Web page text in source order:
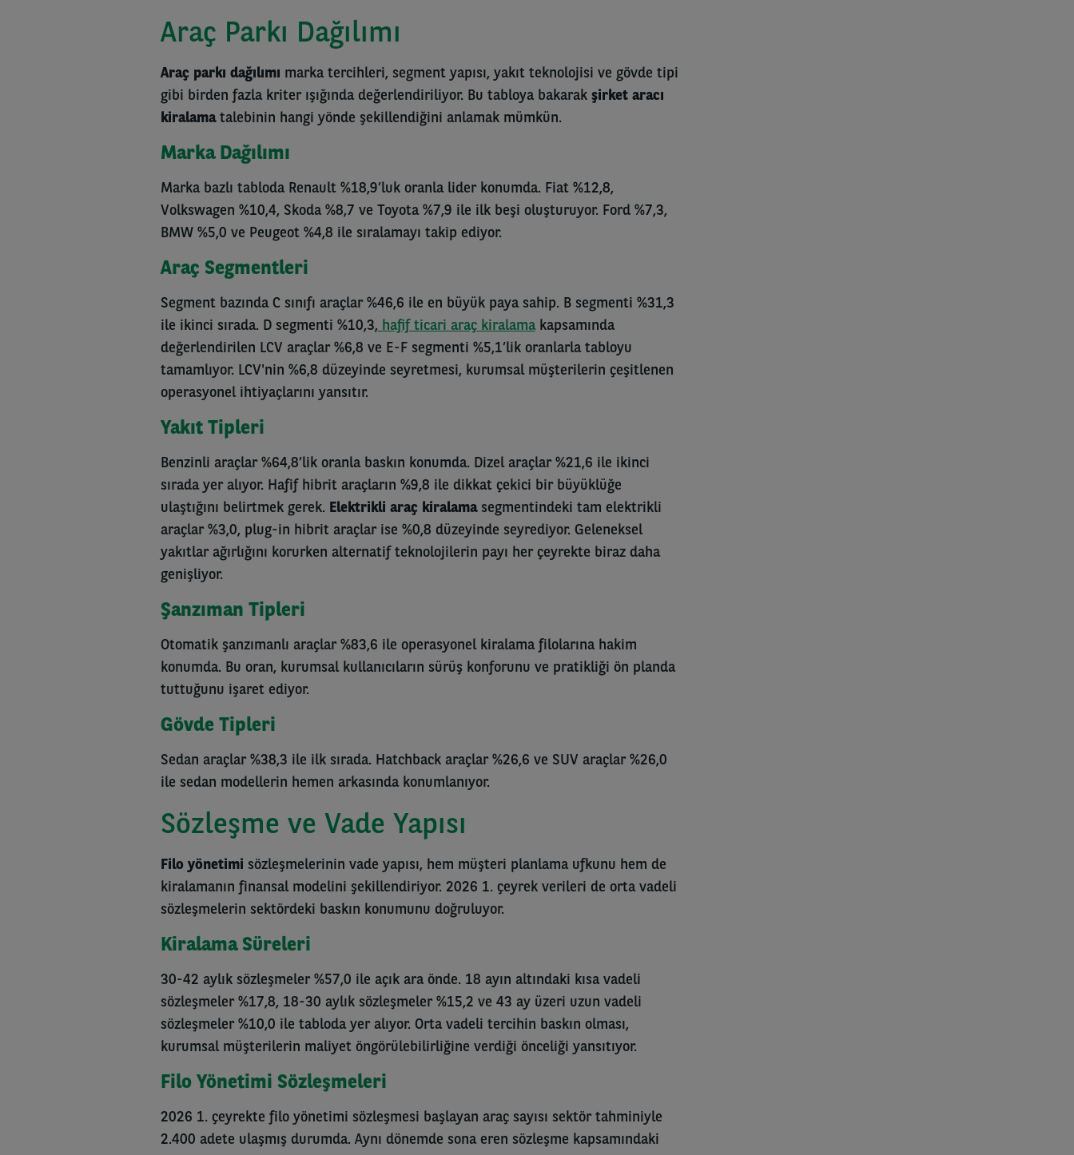
Araç Parkı Dağılımı
Araç parkı dağılımı marka tercihleri, segment yapısı, yakıt teknolojisi ve gövde tipi
gibi birden fazla kriter ışığında değerlendiriliyor. Bu tabloya bakarak şirket aracı
kiralamatalebinin hangi yönde şekillendiğini anlamak mümkün.
Marka Dağılımı
Marka bazlı tabloda Renault %18,9’luk oranla lider konumda. Fiat %12,8,
Volkswagen %10,4, Skoda %8,7 ve Toyota %7,9 ile ilk beşi oluşturuyor. Ford %7,3,
BMW %5,0 ve Peugeot %4,8 ile sıralamayı takip ediyor.
Araç Segmentleri
Segment bazında C sınıfı araçlar %46,6 ile en büyük paya sahip. B segmenti %31,3
ile ikinci sırada. D segmenti %10,3, hafif ticari araç kiralamakapsamında
değerlendirilen LCV araçlar %6,8 ve E-F segmenti %5,1’lik oranlarla tabloyu
tamamlıyor. LCV'nin %6,8 düzeyinde seyretmesi, kurumsal müşterilerin çeşitlenen
operasyonel ihtiyaçlarını yansıtır.
Yakıt Tipleri
Benzinli araçlar %64,8’lik oranla baskın konumda. Dizel araçlar %21,6 ile ikinci
sırada yer alıyor. Hafif hibrit araçların %9,8 ile dikkat çekici bir büyüklüğe
ulaştığını belirtmek gerek. Elektrikli araç kiralamasegmentindeki tam elektrikli
araçlar %3,0, plug-in hibrit araçlar ise %0,8 düzeyinde seyrediyor. Geleneksel
yakıtlar ağırlığını korurken alternatif teknolojilerin payı her çeyrekte biraz daha
genişliyor.
Şanzıman Tipleri
Otomatik şanzımanlı araçlar %83,6 ile operasyonel kiralama filolarına hakim
konumda. Bu oran, kurumsal kullanıcıların sürüş konforunu ve pratikliği ön planda
tuttuğunu işaret ediyor.
Gövde Tipleri
Sedan araçlar %38,3 ile ilk sırada. Hatchback araçlar %26,6 ve SUV araçlar %26,0
ile sedan modellerin hemen arkasında konumlanıyor.
Sözleşme ve Vade Yapısı
Filo yönetimi sözleşmelerinin vade yapısı, hem müşteri planlama ufkunu hem de
kiralamanın finansal modelini şekillendiriyor. 2026 1. çeyrek verileri de orta vadeli
sözleşmelerin sektördeki baskın konumunu doğruluyor.
Kiralama Süreleri
30-42 aylık sözleşmeler %57,0 ile açık ara önde. 18 ayın altındaki kısa vadeli
sözleşmeler %17,8, 18-30 aylık sözleşmeler %15,2 ve 43 ay üzeri uzun vadeli
sözleşmeler %10,0 ile tabloda yer alıyor. Orta vadeli tercihin baskın olması,
kurumsal müşterilerin maliyet öngörülebilirliğine verdiği önceliği yansıtıyor.
Filo Yönetimi Sözleşmeleri
2026 1. çeyrekte filo yönetimi sözleşmesi başlayan araç sayısı sektör tahminiyle
2.400 adete ulaşmış durumda. Aynı dönemde sona eren sözleşme kapsamındaki